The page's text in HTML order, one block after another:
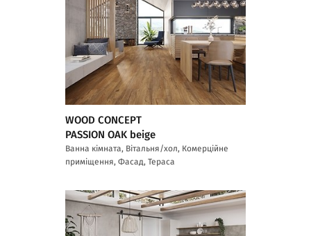
WOOD CONCEPT
PASSION OAK beige
Ванна кімната, Вітальня/хол, Комерційне
приміщення, Фасад, Тераса